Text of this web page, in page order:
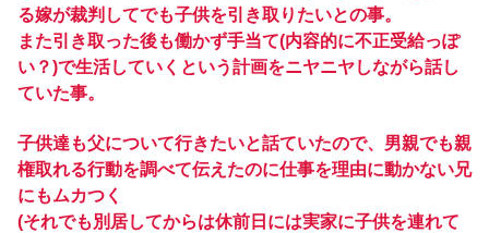
る嫁が裁判してでも子供を引き取りたいとの事。
また引き取った後も働かず手当て(内容的に不正受給っぽ
い？)で生活していくという計画をニヤニヤしながら話し
ていた事。
子供達も父について行きたいと話ていたので、男親でも親
権取れる行動を調べて伝えたのに仕事を理由に動かない兄
にもムカつく
(それでも別居してからは休前日には実家に子供を連れて